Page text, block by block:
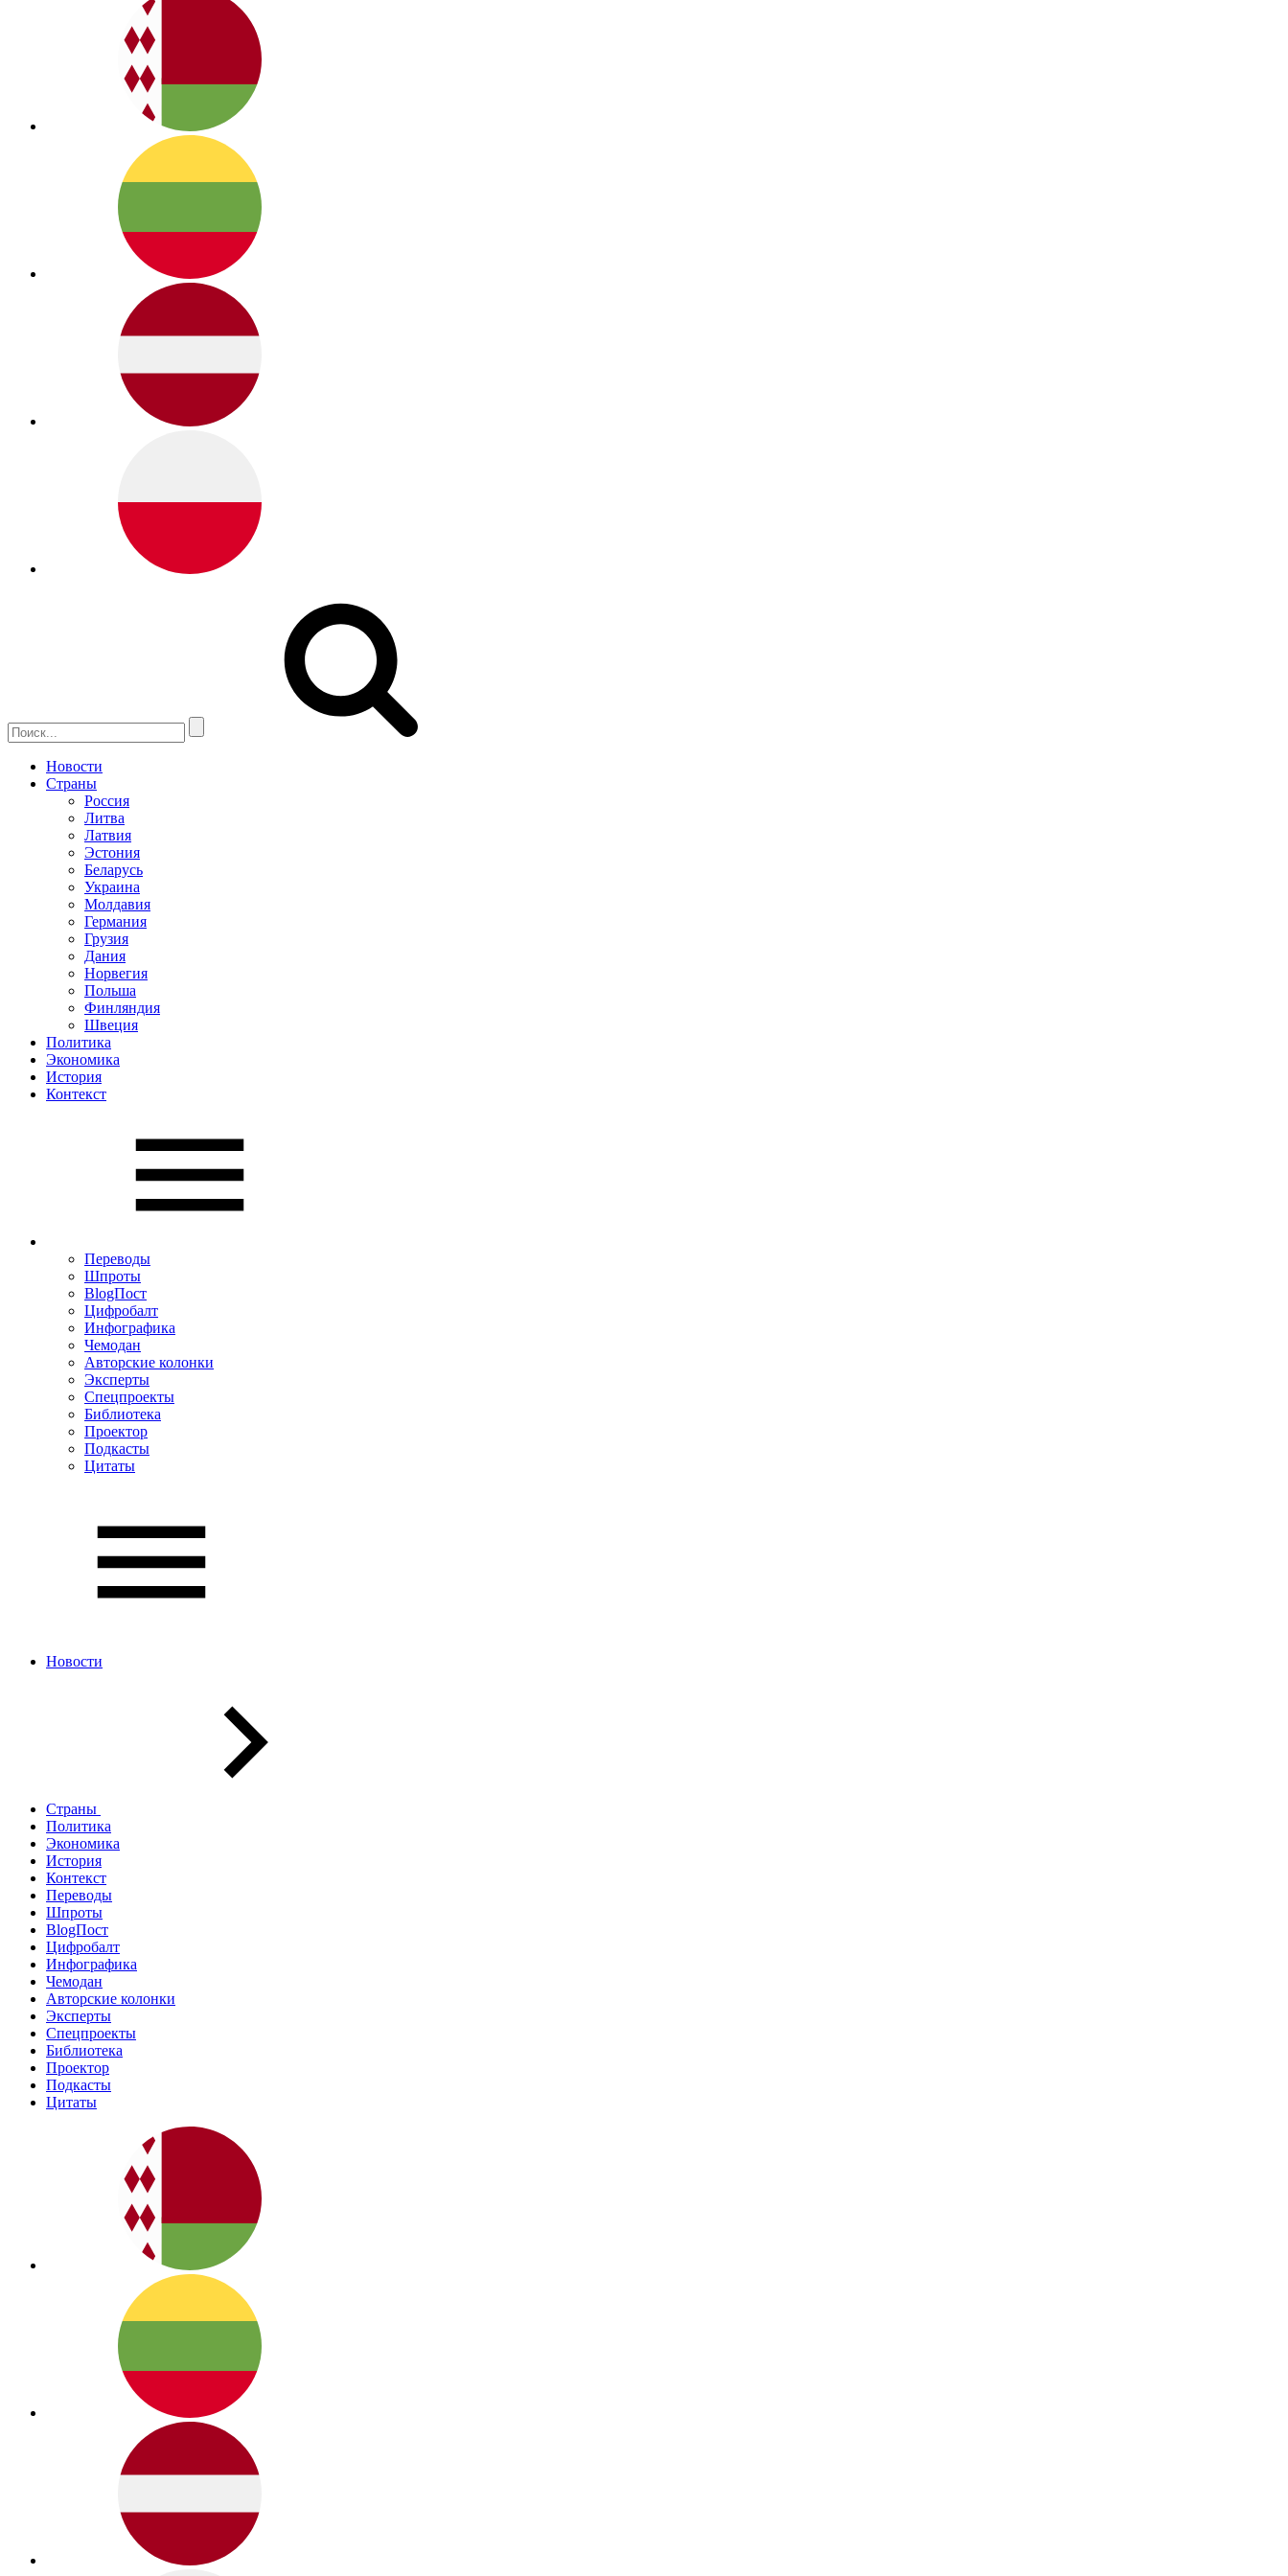
Новости
Страны
Россия
Литва
Латвия
Эстония
Беларусь
Украина
Молдавия
Германия
Грузия
Дания
Норвегия
Польша
Финляндия
Швеция
Политика
Экономика
История
Контекст
Переводы
Шпроты
BlogПост
Цифробалт
Инфографика
Чемодан
Авторские колонки
Эксперты
Спецпроекты
Библиотека
Проектор
Подкасты
Цитаты
Новости
Страны
Политика
Экономика
История
Контекст
Переводы
Шпроты
BlogПост
Цифробалт
Инфографика
Чемодан
Авторские колонки
Эксперты
Спецпроекты
Библиотека
Проектор
Подкасты
Цитаты